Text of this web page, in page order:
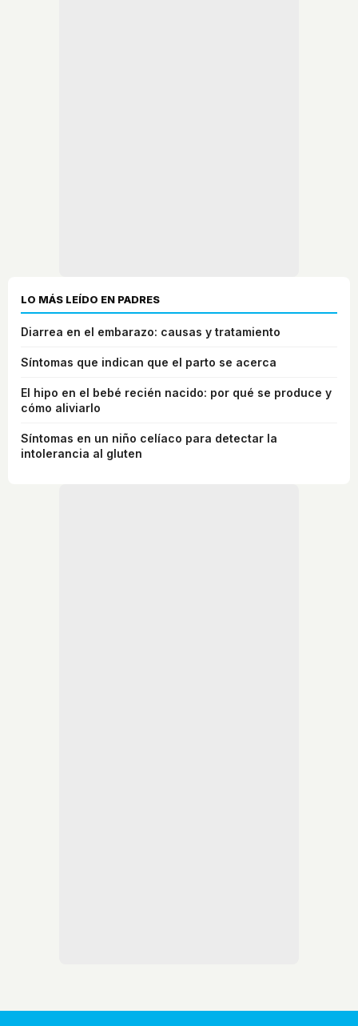
LO MÁS LEÍDO EN PADRES
Diarrea en el embarazo: causas y tratamiento
Síntomas que indican que el parto se acerca
El hipo en el bebé recién nacido: por qué se produce y
cómo aliviarlo
Síntomas en un niño celíaco para detectar la
intolerancia al gluten